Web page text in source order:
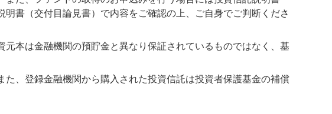
書（交付目論見書）で内容をご確認の上、ご自身でご判断くださ
本は金融機関の預貯金と異なり保証されているものではなく、基
、登録金融機関から購入された投資信託は投資者保護基金の補償